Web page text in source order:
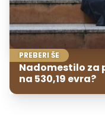
PREBERI ŠE
Nadomestilo za
na 530,19 evra?